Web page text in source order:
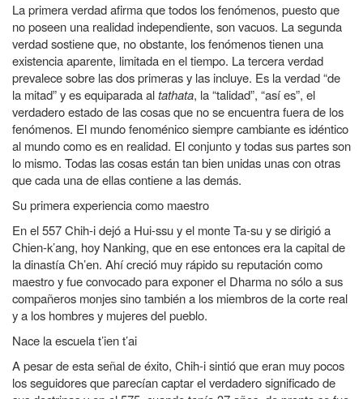
La primera verdad afirma que todos los fenómenos, puesto que
no poseen una realidad independiente, son vacuos. La segunda
verdad sostiene que, no obstante, los fenómenos tienen una
existencia aparente, limitada en el tiempo. La tercera verdad
prevalece sobre las dos primeras y las incluye. Es la verdad “de
la mitad” y es equiparada altathata, la “talidad”, “así es”, el
verdadero estado de las cosas que no se encuentra fuera de los
fenómenos. El mundo fenoménico siempre cambiante es idéntico
al mundo como es en realidad. El conjunto y todas sus partes son
lo mismo. Todas las cosas están tan bien unidas unas con otras
que cada una de ellas contiene a las demás.
Su primera experiencia como maestro
En el 557 Chih-i dejó a Hui-ssu y el monte Ta-su y se dirigió a
Chien-k’ang, hoy Nanking, que en ese entonces era la capital de
la dinastía Ch’en. Ahí creció muy rápido su reputación como
maestro y fue convocado para exponer el Dharma no sólo a sus
compañeros monjes sino también a los miembros de la corte real
y a los hombres y mujeres del pueblo.
Nace la escuela t’ien t’ai
A pesar de esta señal de éxito, Chih-i sintió que eran muy pocos
los seguidores que parecían captar el verdadero significado de